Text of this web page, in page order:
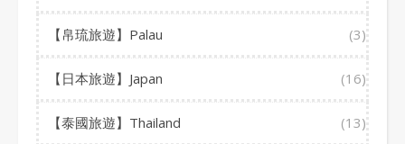
【帛琉旅遊】Palau (3)
【日本旅遊】Japan (16)
【泰國旅遊】Thailand (13)